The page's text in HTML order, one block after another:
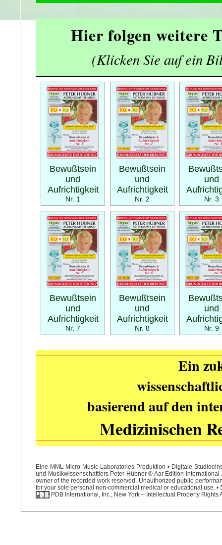
Hier folgen weitere
(Klicken Sie auf ein
Bewußtsein
und
Aufrichtigkeit
Nr. 1
Bewußtsein
und
Aufrichtigkeit
Nr. 2
und
Nr. 3
Bewußtsein
und
Aufrichtigkeit
Nr. 7
Bewußtsein
und
Aufrichtigkeit
Nr. 8
und
Nr. 9
Ein
basierend auf den
Medizinischen
Eine MML Micro Music Laboratories Produktion • Digitale
und Musikwissenschaftlers Peter Hübner © Aar Edition
owner of the recorded work reserved. Unauthorized public
for your sole personal non-commercial medical or educational use.
PDB International, Inc., New York – Intellectual Property Rights